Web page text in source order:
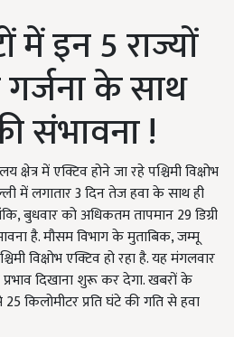
इन 5 राज्यों
के साथ
संभावना !
में एक्टिव होने जा रहे पश्चिमी विक्षोभ
में लगातार 3 दिन तेज हवा के साथ ही
बुधवार को अधिकतम तापमान 29 डिग्री
है. मौसम विभाग के मुताबिक, जम्मू
विक्षोभ एक्टिव हो रहा है. यह मंगलवार
दिखाना शुरू कर देगा. खबरों के
किलोमीटर प्रति घंटे की गति से हवा